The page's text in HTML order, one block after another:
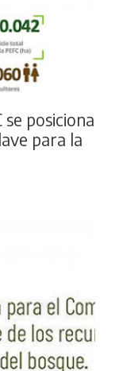
posiciona
para la